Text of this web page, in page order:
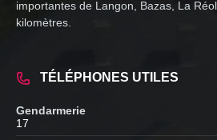
importantes de Langon, Bazas, La
kilomètres.
TÉLÉPHONES UTILES
Gendarmerie
17